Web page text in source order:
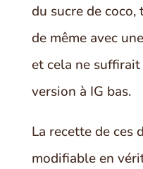
du sucre de
de même avec
et cela ne
version à IG bas.
La recette de ces
modifiable en